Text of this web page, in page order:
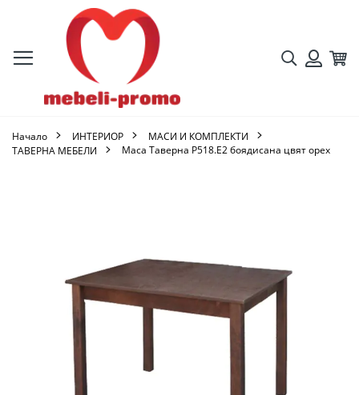
Търсене
Начало ИНТЕРИОР
МАСИ И КОМПЛЕКТИ
ТАВЕРНА МЕБЕЛИ
Маса Таверна Ρ518.Ε2 боядисана цвят орех
изображенията